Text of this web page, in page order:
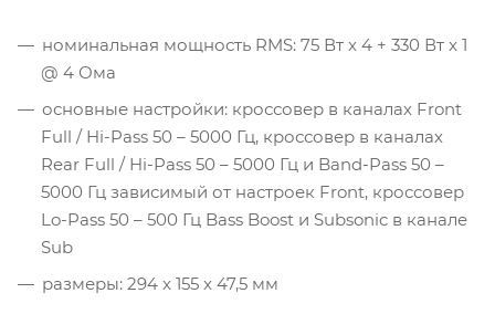
номинальная мощность RMS: 75 Вт x 4 + 330 Вт x 1
@ 4 Ома
основные настройки: кроссовер в каналах Front
Full / Hi-Pass 50 – 5000 Гц, кроссовер в каналах
Rear Full / Hi-Pass 50 – 5000 Гц и Band-Pass 50 –
5000 Гц зависимый от настроек Front, кроссовер
Lo-Pass 50 – 500 Гц Bass Boost и Subsonic в канале
Sub
размеры: 294 x 155 x 47,5 мм